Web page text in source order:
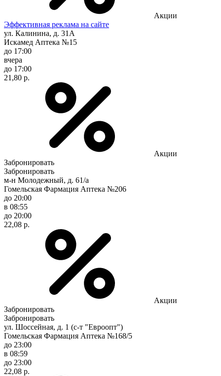
Акции
Эффективная реклама на сайте
ул. Калинина, д. 31А
Искамед Аптека №15
до 17:00
вчера
до 17:00
21,80 р.
Акции
Забронировать
Забронировать
м-н Молодежный, д. 61/а
Гомельская Фармация Аптека №206
до 20:00
в 08:55
до 20:00
22,08 р.
Акции
Забронировать
Забронировать
ул. Шоссейная, д. 1 (с-т "Евроопт")
Гомельская Фармация Аптека №168/5
до 23:00
в 08:59
до 23:00
22,08 р.